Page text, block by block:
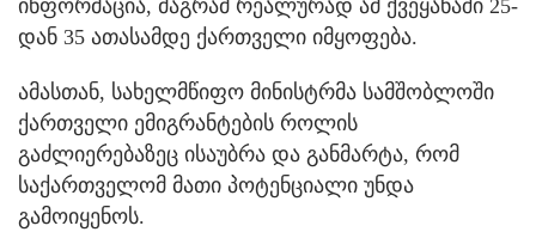
ინფორმაცია, მაგრამ რეალურად ამ ქვეყანაში 25-
დან 35 ათასამდე ქართველი იმყოფება.
ამასთან, სახელმწიფო მინისტრმა სამშობლოში
ქართველი ემიგრანტების როლის
გაძლიერებაზეც ისაუბრა და განმარტა, რომ
საქართველომ მათი პოტენციალი უნდა
გამოიყენოს.